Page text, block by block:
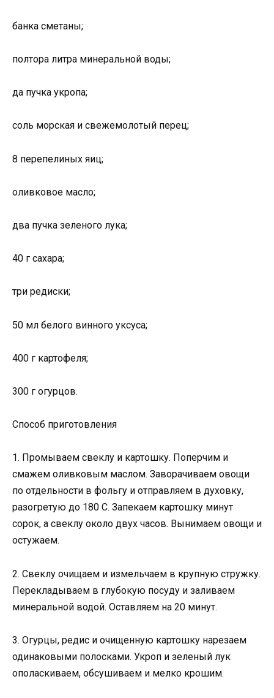
банка сметаны;
полтора литра минеральной воды;
да пучка укропа;
соль морская и свежемолотый перец;
8 перепелиных яиц;
оливковое масло;
два пучка зеленого лука;
40 г сахара;
три редиски;
50 мл белого винного уксуса;
400 г картофеля;
300 г огурцов.
Способ приготовления
1. Промываем свеклу и картошку. Поперчим и
смажем оливковым маслом. Заворачиваем овощи
по отдельности в фольгу и отправляем в духовку,
разогретую до 180 С. Запекаем картошку минут
сорок, а свеклу около двух часов. Вынимаем овощи и
остужаем.
2. Свеклу очищаем и измельчаем в крупную стружку.
Перекладываем в глубокую посуду и заливаем
минеральной водой. Оставляем на 20 минут.
3. Огурцы, редис и очищенную картошку нарезаем
одинаковыми полосками. Укроп и зеленый лук
ополаскиваем, обсушиваем и мелко крошим.